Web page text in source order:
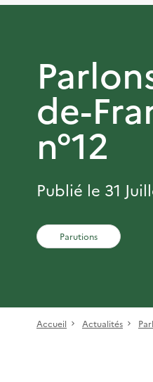
de-
n°12
Publié le 31
Parutions
Accueil Actualités